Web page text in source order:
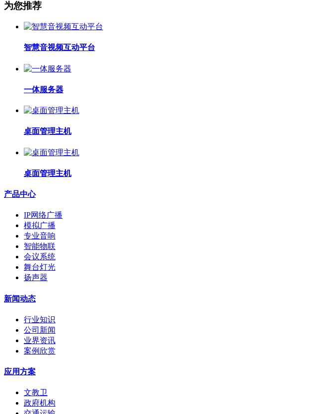
为您推荐
智慧音视频互动平台
一体服务器
桌面管理主机
桌面管理主机
产品中心
IP网络广播
模拟广播
专业音响
智能物联
会议系统
舞台灯光
扬声器
新闻动态
行业知识
公司新闻
业界资讯
案例欣赏
应用方案
文教卫
政府机构